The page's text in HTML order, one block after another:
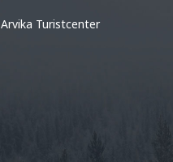
Arvika Turistcenter